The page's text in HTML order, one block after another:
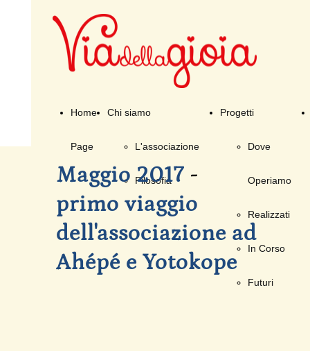
Home
Page
Chi siamo
L'associazione
Filosofia
Progetti
Dove
Operiamo
Realizzati
In Corso
Futuri
Maggio 2017 -
primo viaggio
dell'associazione ad
Ahépé e Yotokope